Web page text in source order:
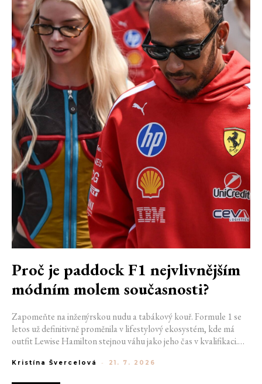
Proč je paddock F1 nejvlivnějším
módním molem současnosti?
Zapomeňte na inženýrskou nudu a tabákový kouř. Formule 1 se
letos už definitivně proměnila v lifestylový ekosystém, kde má
outfit Lewise Hamilton stejnou váhu jako jeho čas v kvalifikaci.
nové generace influencerů a fenoménu manželek a partnerek
Kristína Švercelová - 21. 7. 2026